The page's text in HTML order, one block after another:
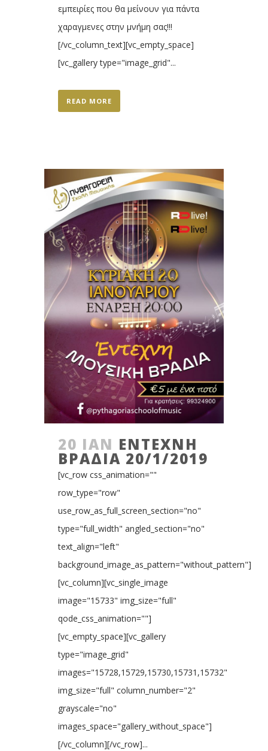
εμπειρίες που θα μείνουν για πάντα
χαραγμενες στην μνήμη σας!!!
[/vc_column_text][vc_empty_space]
[vc_gallery type="image_grid"...
READ MORE
20 ΙΑΝ ΈΝΤΕΧΝΗ
ΒΡΑΔΙΆ 20/1/2019
[vc_row css_animation=""
row_type="row"
use_row_as_full_screen_section="no"
type="full_width" angled_section="no"
text_align="left"
background_image_as_pattern="without_pattern"]
[vc_column][vc_single_image
image="15733" img_size="full"
qode_css_animation=""]
[vc_empty_space][vc_gallery
type="image_grid"
images="15728,15729,15730,15731,15732"
img_size="full" column_number="2"
grayscale="no"
images_space="gallery_without_space"]
[/vc_column][/vc_row]...